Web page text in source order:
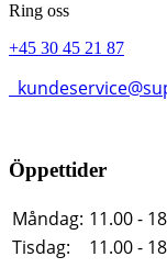
Ring oss
+45 30 45 21 87
Öppettider
Måndag: 11.00 -
Tisdag:
11.00 -